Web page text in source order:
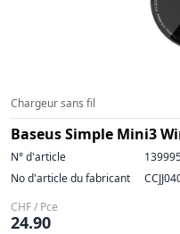
Chargeur sans fil
Baseus Simple Mini3
N° d'article
No d'article du fabricant
CHF / Pce
24.90